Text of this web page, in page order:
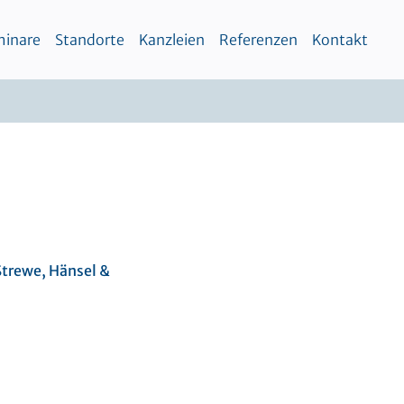
Standorte Kanzleien Referenzen Kontakt
Hänsel &